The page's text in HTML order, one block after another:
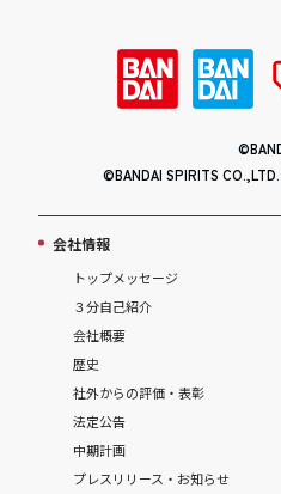
©BANDAI SPIRITS CO.,LTD.
会社情報
トップメッセージ
３分自己紹介
会社概要
歴史
社外からの評価・表彰
法定公告
中期計画
プレスリリース・お知らせ